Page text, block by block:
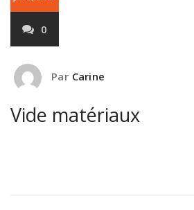
0
Par Carine
Vide matériaux